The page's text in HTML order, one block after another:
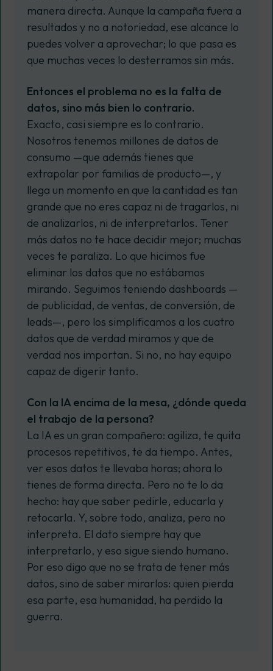
manera directa. Aunque la campaña fuera a
resultados y no a notoriedad, ese alcance lo
puedes volver a aprovechar; lo que pasa es
que muchas veces lo desterramos sin más.
Entonces el problema no es la falta de
datos, sino más bien lo contrario.
Exacto, casi siempre es lo contrario.
Nosotros tenemos millones de datos de
consumo —que además tienes que
extrapolar por familias de producto—, y
llega un momento en que la cantidad es tan
grande que no eres capaz ni de tragarlos, ni
de analizarlos, ni de interpretarlos. Tener
más datos no te hace decidir mejor; muchas
veces te paraliza. Lo que hicimos fue
eliminar los datos que no estábamos
mirando. Seguimos teniendo dashboards —
de publicidad, de ventas, de conversión, de
leads—, pero los simplificamos a los cuatro
datos que de verdad miramos y que de
verdad nos importan. Si no, no hay equipo
capaz de digerir tanto.
Con la IA encima de la mesa, ¿dónde queda
el trabajo de la persona?
La IA es un gran compañero: agiliza, te quita
procesos repetitivos, te da tiempo. Antes,
ver esos datos te llevaba horas; ahora lo
tienes de forma directa. Pero no te lo da
hecho: hay que saber pedirle, educarla y
retocarla. Y, sobre todo, analiza, pero no
interpreta. El dato siempre hay que
interpretarlo, y eso sigue siendo humano.
Por eso digo que no se trata de tener más
datos, sino de saber mirarlos: quien pierda
esa parte, esa humanidad, ha perdido la
guerra.